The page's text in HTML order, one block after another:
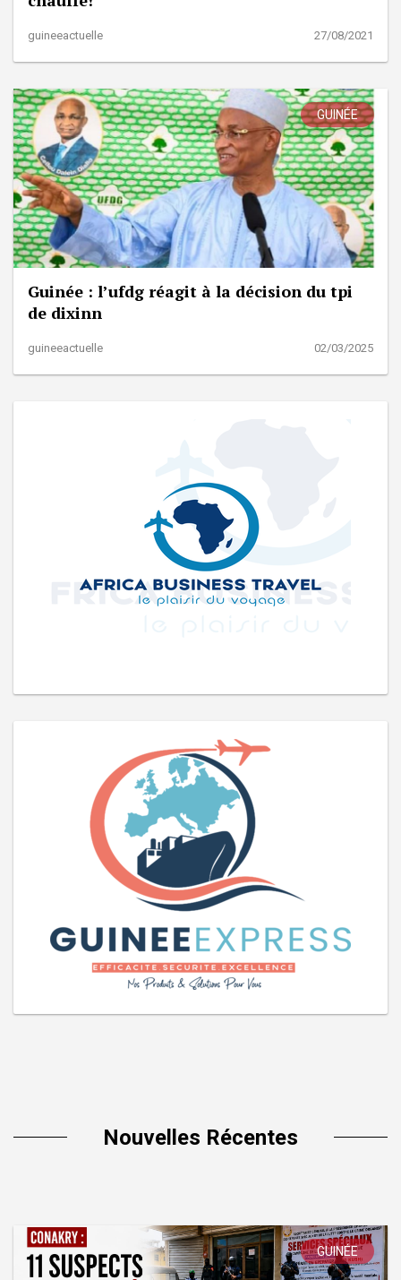
guineeactuelle 27/08/2021
GUINÉE
Guinée : l’ufdg réagit à la décision du tpi
de dixinn
guineeactuelle 02/03/2025
Nouvelles Récentes
GUINÉE